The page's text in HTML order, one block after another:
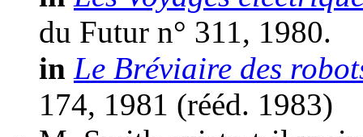
du Futur n° 311, 1980.
in Le Bréviaire des
174, 1981 (rééd. 1983)